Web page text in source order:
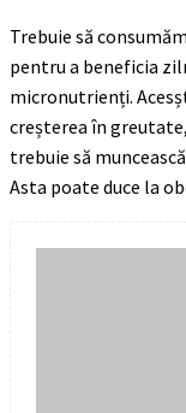
Trebuie să
pentru a beneficia
micronutrienți.
creșterea în
trebuie să
Asta poate duce la